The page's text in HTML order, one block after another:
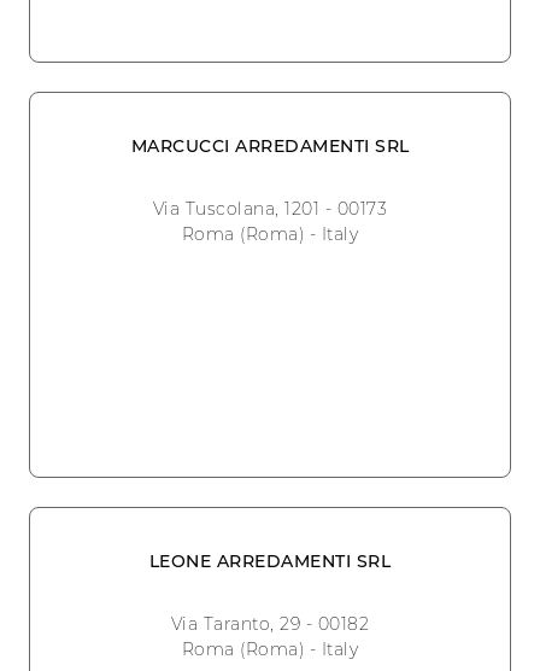
MARCUCCI ARREDAMENTI SRL
Via Tuscolana, 1201 - 00173
Roma (Roma) - Italy
LEONE ARREDAMENTI SRL
Via Taranto, 29 - 00182
Roma (Roma) - Italy